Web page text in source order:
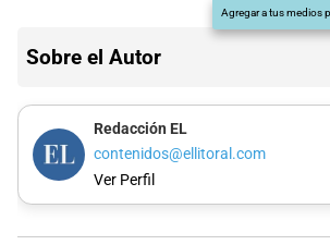
Agregar a tus medios
Sobre el Autor
Redacción EL
contenidos@ellitoral.com
Ver Perfil